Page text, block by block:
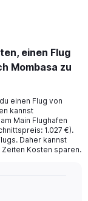
einen Flug
Mombasa zu
einen Flug von
kannst
Main Flughafen
1.027 €).
Daher kannst
Kosten sparen.